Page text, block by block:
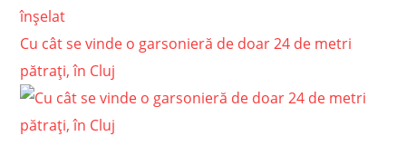
înșelat
Cu cât se vinde o garsonieră de doar 24 de metri
pătrați, în Cluj